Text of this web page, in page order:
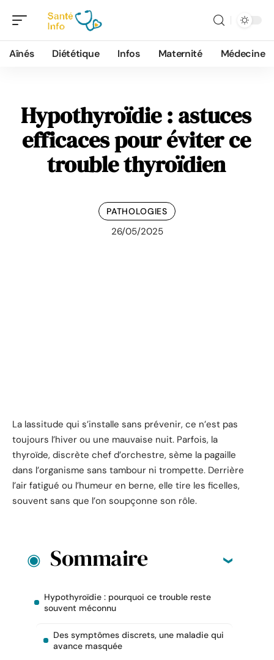
Aînés Diététique Infos Maternité Médecine
Hypothyroïdie : astuces
efficaces pour éviter ce
trouble thyroïdien
PATHOLOGIES
26/05/2025
La lassitude qui s’installe sans prévenir, ce n’est pas
toujours l’hiver ou une mauvaise nuit. Parfois, la
thyroïde, discrète chef d’orchestre, sème la pagaille
dans l’organisme sans tambour ni trompette. Derrière
l’air fatigué ou l’humeur en berne, elle tire les ficelles,
souvent sans que l’on soupçonne son rôle.
Sommaire
Hypothyroïdie : pourquoi ce trouble reste
souvent méconnu
Des symptômes discrets, une maladie qui
avance masquée